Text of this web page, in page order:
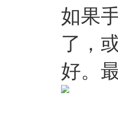
如果
了，
好。